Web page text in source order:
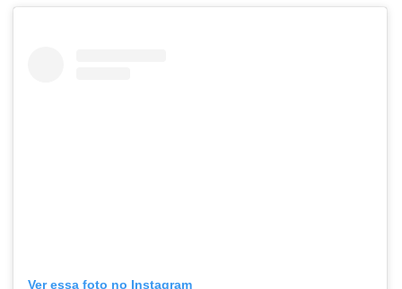
Ver essa foto no Instagram